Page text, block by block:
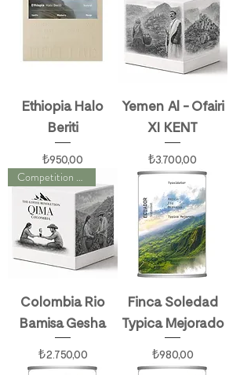
Ethiopia Halo
Beriti
Fiyat
₺950,00
Yemen Al - Ofairi
XI KENT
Fiyat
₺3.700,00
Competition Series
Colombia Rio
Bamisa Gesha
Fiyat
₺2.750,00
Finca Soledad
Typica Mejorado
Fiyat
₺980,00